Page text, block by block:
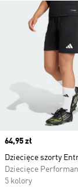
Price
64,95 zł
Dziecięce szorty
Dziecięce
5 kolory